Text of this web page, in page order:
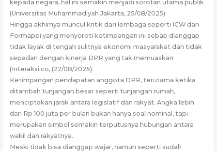
kepada negara, hal ini semakin menjadi sorotan utama publik
(Universitas Muhammadiyah Jakarta, 25/08/2025)
Hingga akhirnya muncul kritik dari lembaga seperti ICW dan
Formappi yang menyoroti ketimpangan ini sebab dianggap
tidak layak di tengah sulitnya ekonomi masyarakat dan tidak
sepadan dengan kinerja DPR yang tak memuaskan
(Interaksi.co, (22/08/2025).
Ketimpangan pendapatan anggota DPR, terutama ketika
ditambah tunjangan besar seperti tunjangan rumah,
menciptakan jarak antara legislatif dan rakyat. Angka lebih
dari Rp 100 juta per bulan bukan hanya soal nominal, tapi
merupakan simbol semakin terputusnya hubungan antara
wakil dan rakyatnya.
Meski tidak bisa dianggap wajar, namun seperti sudah